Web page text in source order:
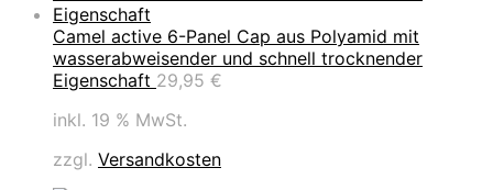
Camel active 6-Panel Cap aus Polyamid mit
wasserabweisender und schnell trocknender
Eigenschaft 29,95 €
inkl. 19 % MwSt.
zzgl. Versandkosten